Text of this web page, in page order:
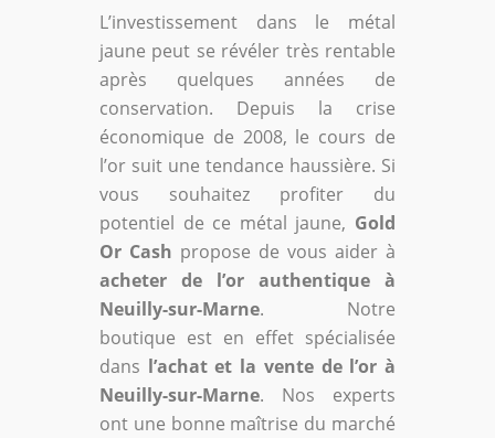
L’investissement dans le métal
jaune peut se révéler très rentable
après quelques années de
conservation. Depuis la crise
économique de 2008, le cours de
l’or suit une tendance haussière. Si
vous souhaitez profiter du
potentiel de ce métal jaune, Gold
Or Cash propose de vous aider à
acheter de l’or authentique à
Neuilly-sur-Marne. Notre
boutique est en effet spécialisée
dans l’achat et la vente de l’or à
Neuilly-sur-Marne. Nos experts
ont une bonne maîtrise du marché